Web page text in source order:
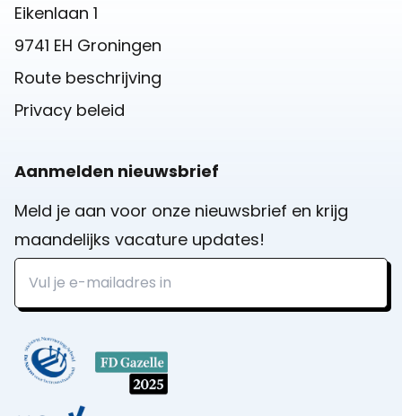
Eikenlaan 1
9741 EH Groningen
Route beschrijving
Privacy beleid
Aanmelden nieuwsbrief
Meld je aan voor onze nieuwsbrief en krijg
maandelijks vacature updates!